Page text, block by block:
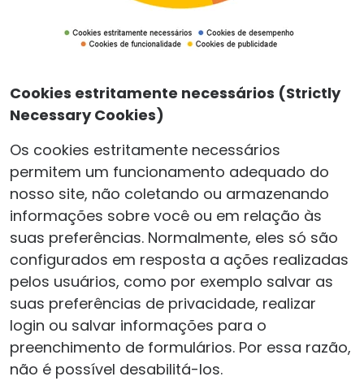
Cookies estritamente necessários (Strictly
Necessary Cookies)
Os cookies estritamente necessários
permitem um funcionamento adequado do
nosso site, não coletando ou armazenando
informações sobre você ou em relação às
suas preferências. Normalmente, eles só são
configurados em resposta a ações realizadas
pelos usuários, como por exemplo salvar as
suas preferências de privacidade, realizar
login ou salvar informações para o
preenchimento de formulários. Por essa razão,
não é possível desabilitá-los.